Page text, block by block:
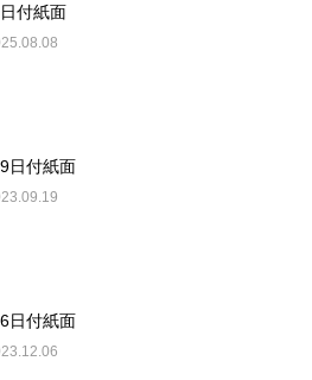
付紙面
日付紙面
日付紙面